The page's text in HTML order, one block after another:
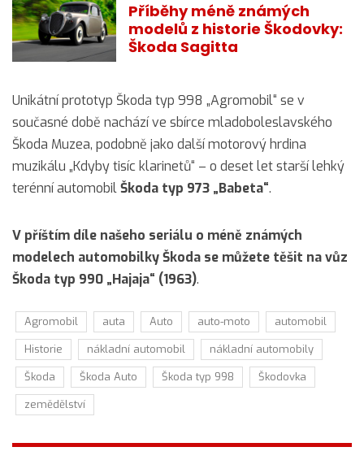
Příběhy méně známých
modelů z historie Škodovky:
Škoda Sagitta
Unikátní prototyp Škoda typ 998 „Agromobil“ se v
současné době nachází ve sbírce mladoboleslavského
Škoda Muzea, podobně jako další motorový hrdina
muzikálu „Kdyby tisíc klarinetů“ – o deset let starší lehký
terénní automobilŠkoda typ 973 „Babeta“.
V příštím díle našeho seriálu o méně známých
modelech automobilky Škoda se můžete těšit na vůz
Škoda typ 990 „Hajaja“ (1963).
Agromobil auta Auto auto-moto
automobil
Historie
nákladní automobil
nákladní automobily
Škoda
Škoda Auto Škoda typ 998
Škodovka
zemědělství